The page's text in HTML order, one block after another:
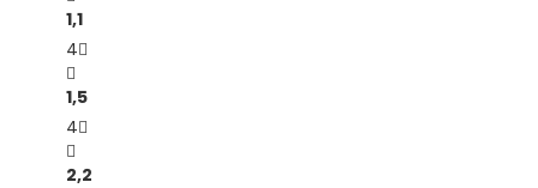
1,1
4
1,5
4
2,2